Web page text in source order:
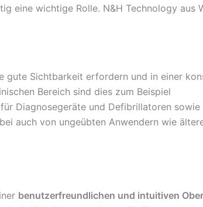
eine wichtige Rolle. N&H Technology aus
gute Sichtbarkeit erfordern und in einer
Bereich sind dies zum Beispiel
Diagnosegeräte und Defibrillatoren
auch von ungeübten Anwendern wie
benutzerfreundlichen und intuitiven